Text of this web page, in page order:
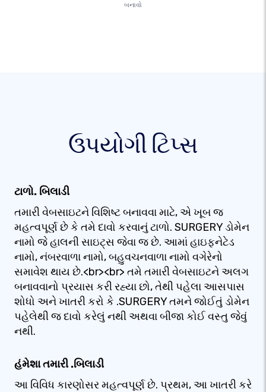
બનાવો
ઉપયોગી ટિપ્સ
ટાળો. બિલાડી
તમારી વેબસાઇટને વિશિષ્ટ બનાવવા માટે, એ ખૂબ જ
મહત્વપૂર્ણ છે કે તમે દાવો કરવાનું ટાળો. SURGERY ડોમેન
નામો જે હાલની સાઇટ્સ જેવા જ છે. આમાં હાઇફનેટેડ
નામો, નંબરવાળા નામો, બહુવચનવાળા નામો વગેરેનો
સમાવેશ થાય છે.<br><br> તમે તમારી વેબસાઇટને અલગ
બનાવવાનો પ્રયાસ કરી રહ્યા છો, તેથી પહેલા આસપાસ
શોધો અને ખાતરી કરો કે .SURGERY તમને જોઈતું ડોમેન
પહેલેથી જ દાવો કરેલું નથી અથવા બીજા કોઈ વસ્તુ જેવું
નથી.
હંમેશા તમારી .બિલાડી
આ વિવિધ કારણોસર મહત્વપૂર્ણ છે. પ્રથમ, આ ખાતરી કરે